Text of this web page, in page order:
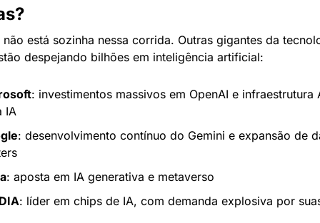
está sozinha nessa corrida. Outras gigantes da
despejando bilhões em inteligência artificial:
: investimentos massivos em OpenAI e infraestrutura
IA
: desenvolvimento contínuo do Gemini e expansão de
: aposta em IA generativa e metaverso
: líder em chips de IA, com demanda explosiva por